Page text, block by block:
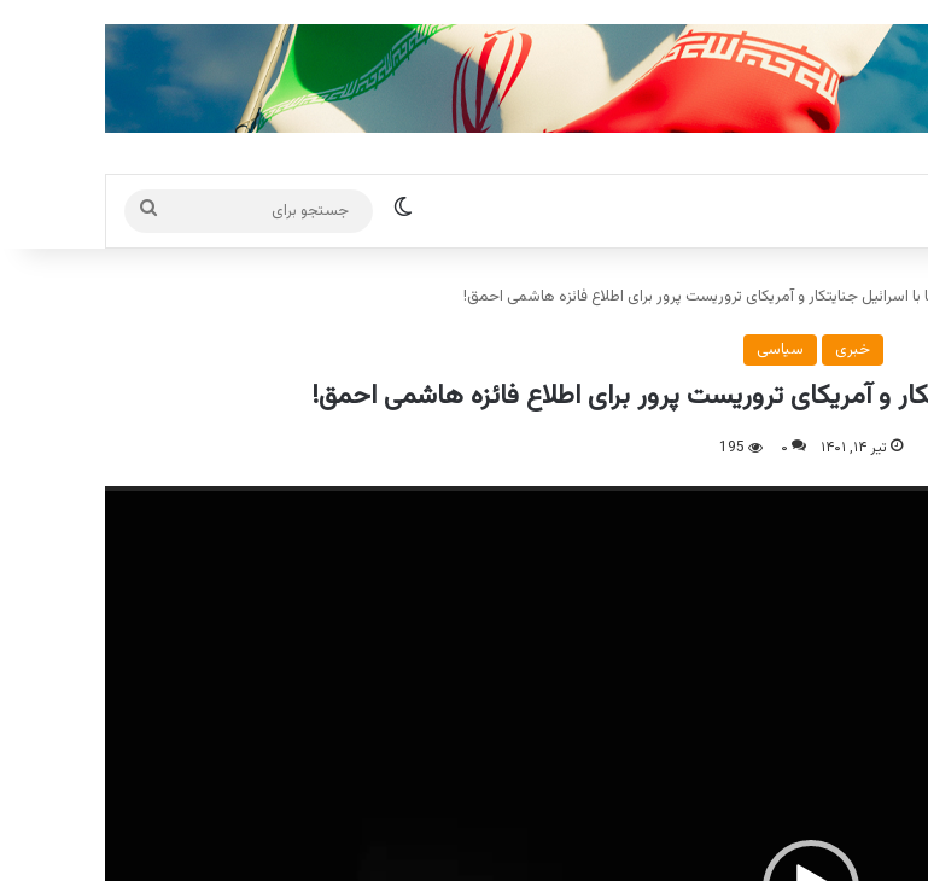
تغییر پوسته
برای
اسرائیل جنایتکار و آمریکای تروریست پرور برای اطلاع فائزه هاشمی احمق!
خبری سیاسی
و آمریکای تروریست پرور برای اطلاع فائزه هاشمی احمق!
تیر ۱۴, ۱۴۰۱ ۰ 195